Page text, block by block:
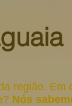
região. Em
Nós